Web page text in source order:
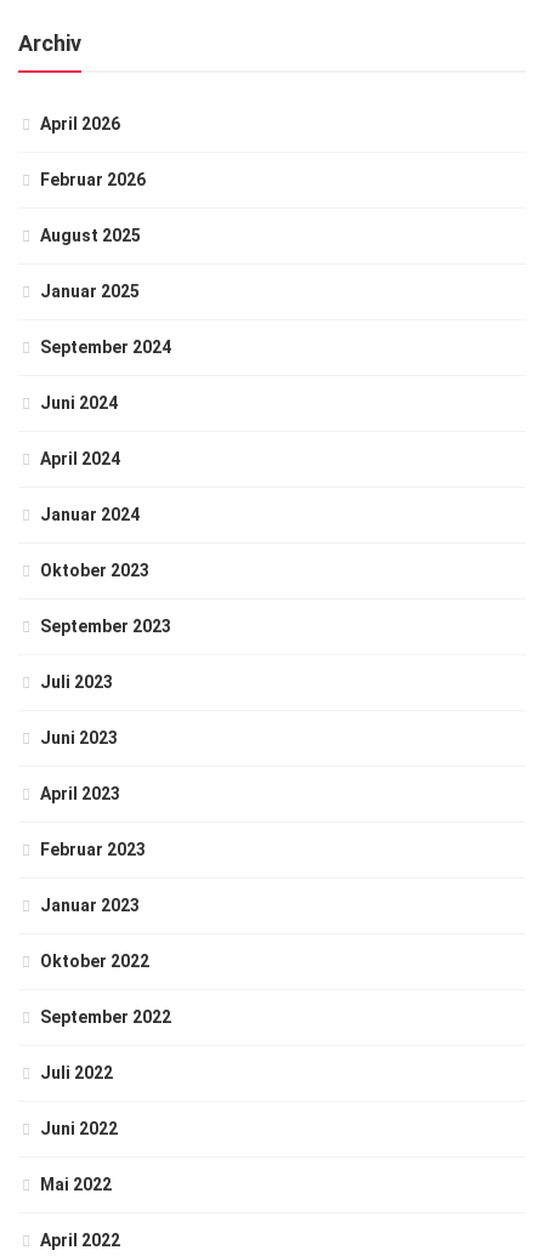
Archiv
April 2026
Februar 2026
August 2025
Januar 2025
September 2024
Juni 2024
April 2024
Januar 2024
Oktober 2023
September 2023
Juli 2023
Juni 2023
April 2023
Februar 2023
Januar 2023
Oktober 2022
September 2022
Juli 2022
Juni 2022
Mai 2022
April 2022